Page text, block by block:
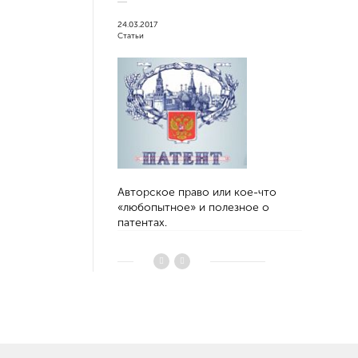
24.03.2017
Статьи
Авторское право или кое-что
«любопытное» и полезное о
патентах.